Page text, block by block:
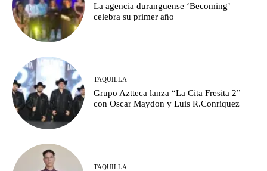
La agencia duranguense ‘Becoming’
celebra su primer año
TAQUILLA
Grupo Aztteca lanza “La Cita Fresita 2”
con Oscar Maydon y Luis R.Conriquez
TAQUILLA